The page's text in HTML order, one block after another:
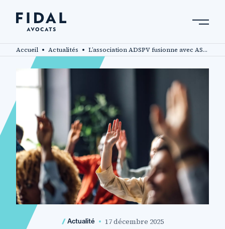
contenu
principal
Accueil Actualités L’association ADSPV fusionne avec ASSIA Réseau UNA
Actualité 17 décembre 2025